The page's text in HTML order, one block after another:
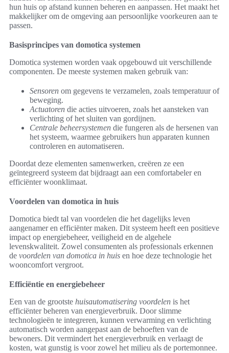
hun huis op afstand kunnen beheren en aanpassen. Het maakt het
makkelijker om de omgeving aan persoonlijke voorkeuren aan te
passen.
Basisprincipes van domotica systemen
Domotica systemen worden vaak opgebouwd uit verschillende
componenten. De meeste systemen maken gebruik van:
Sensoren om gegevens te verzamelen, zoals temperatuur of
beweging.
Actuatoren die acties uitvoeren, zoals het aansteken van
verlichting of het sluiten van gordijnen.
Centrale beheersystemen die fungeren als de hersenen van
het systeem, waarmee gebruikers hun apparaten kunnen
controleren en automatiseren.
Doordat deze elementen samenwerken, creëren ze een
geïntegreerd systeem dat bijdraagt aan een comfortabeler en
efficiënter woonklimaat.
Voordelen van domotica in huis
Domotica biedt tal van voordelen die het dagelijks leven
aangenamer en efficiënter maken. Dit systeem heeft een positieve
impact op energiebeheer, veiligheid en de algehele
levenskwaliteit. Zowel consumenten als professionals erkennen
de voordelen van domotica in huis en hoe deze technologie het
wooncomfort vergroot.
Efficiëntie en energiebeheer
Een van de grootste huisautomatisering voordelen is het
efficiënter beheren van energieverbruik. Door slimme
technologieën te integreren, kunnen verwarming en verlichting
automatisch worden aangepast aan de behoeften van de
bewoners. Dit vermindert het energieverbruik en verlaagt de
kosten, wat gunstig is voor zowel het milieu als de portemonnee.